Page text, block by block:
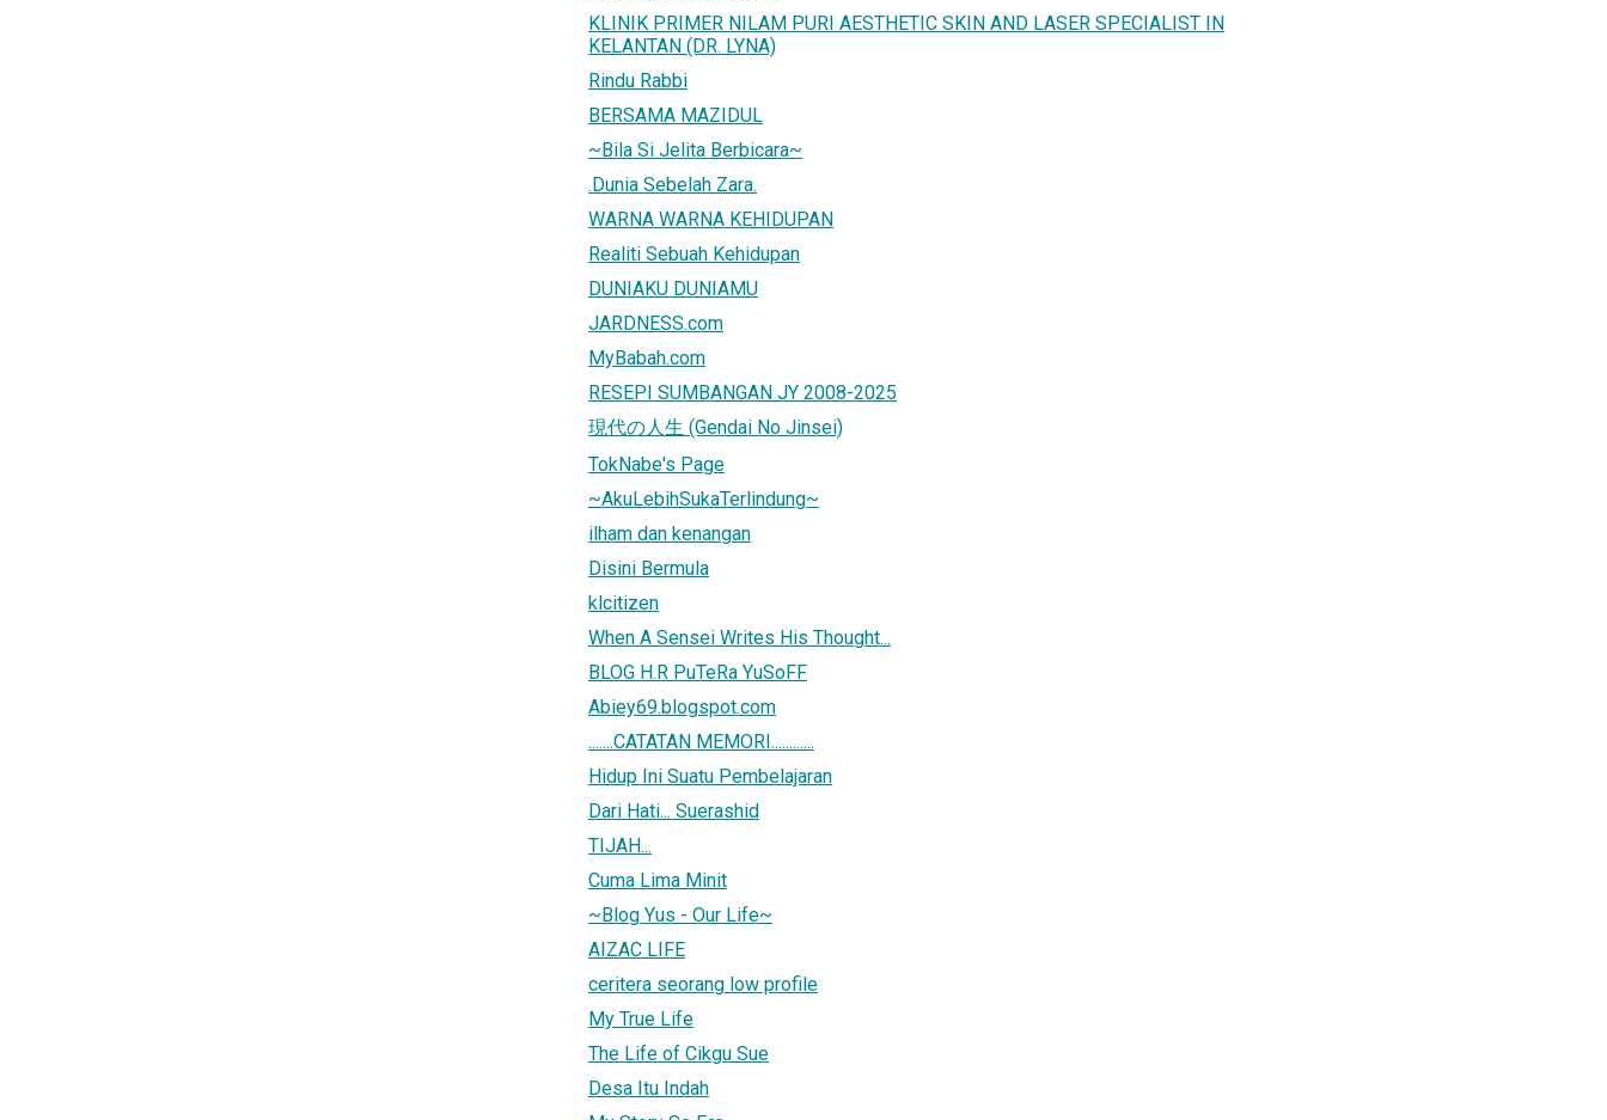
KLINIK PRIMER NILAM PURI AESTHETIC SKIN AND LASER SPECIALIST IN
KELANTAN (DR. LYNA)
Rindu Rabbi
BERSAMA MAZIDUL
~Bila Si Jelita Berbicara~
.Dunia Sebelah Zara.
WARNA WARNA KEHIDUPAN
Realiti Sebuah Kehidupan
DUNIAKU DUNIAMU
JARDNESS.com
MyBabah.com
RESEPI SUMBANGAN JY 2008-2025
現代の人生 (Gendai No Jinsei)
TokNabe's Page
~AkuLebihSukaTerlindung~
ilham dan kenangan
Disini Bermula
klcitizen
When A Sensei Writes His Thought...
BLOG H.R PuTeRa YuSoFF
Abiey69.blogspot.com
.......CATATAN MEMORI............
Hidup Ini Suatu Pembelajaran
Dari Hati... Suerashid
TIJAH...
Cuma Lima Minit
~Blog Yus - Our Life~
AIZAC LIFE
ceritera seorang low profile
My True Life
The Life of Cikgu Sue
Desa Itu Indah